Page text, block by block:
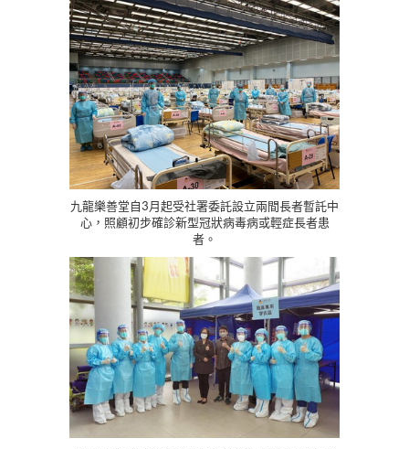
九龍樂善堂自3月起受社署委託設立兩間長者暫託中
心，照顧初步確診新型冠狀病毒病或輕症長者患
者。